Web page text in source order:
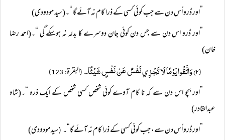
”اور ڈرو اُس دن سے جب کوئی کسی کے ذرا کام نہ آئے گا “۔(سید مودودی)
”اور ڈرو اس دن سے جس دن کوئی جان دوسرے کا بدلہ نہ ہوسکے گی “۔(احمد رضا
خان)
(۲) وَاتَّقُوا يَوْمًا لَا تَجْزِي نَفْسٌ عَنْ نَفْسٍ شَيْئًا۔ (البقرة: 123)
”اور بچو اس دن سے کہ نا کام آوے کوئی شخص کسی شخص کے ایک ذرہ “۔(شاہ
عبدالقادر)
”اور ڈرو اُس دن سے، جب کوئی کسی کے ذرا کام نہ آئے گا“۔ (سید مودودی)